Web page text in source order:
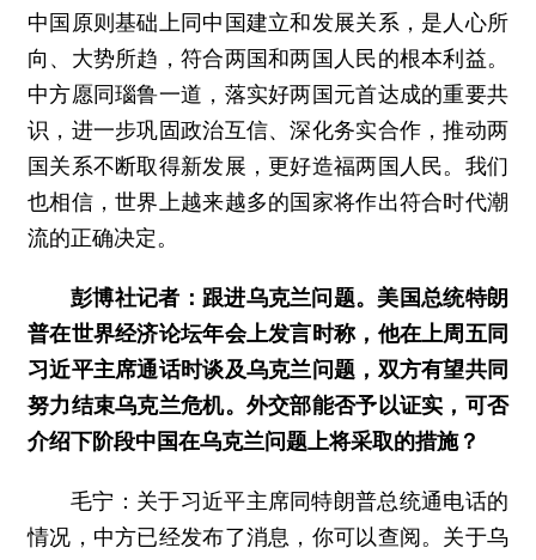
中国原则基础上同中国建立和发展关系，是人心所
向、大势所趋，符合两国和两国人民的根本利益。
中方愿同瑙鲁一道，落实好两国元首达成的重要共
识，进一步巩固政治互信、深化务实合作，推动两
国关系不断取得新发展，更好造福两国人民。我们
也相信，世界上越来越多的国家将作出符合时代潮
流的正确决定。
彭博社记者：跟进乌克兰问题。美国总统特朗
普在世界经济论坛年会上发言时称，他在上周五同
习近平主席通话时谈及乌克兰问题，双方有望共同
努力结束乌克兰危机。外交部能否予以证实，可否
介绍下阶段中国在乌克兰问题上将采取的措施？
毛宁：关于习近平主席同特朗普总统通电话的
情况，中方已经发布了消息，你可以查阅。关于乌